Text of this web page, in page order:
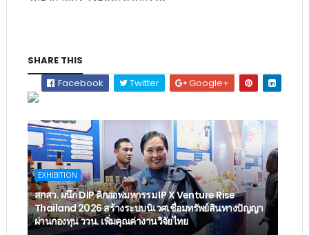
SHARE THIS
Facebook
Twitter Google+
EXHIBITION
สกสว. ผนึก DIP คิกออฟมหกรรม IP X Venture Rise
Thailand 2026 สร้างระบบนิเวศเชื่อมทรัพย์สินทางปัญญา
ผ่านกองทุน ววน. เพิ่มคุณค่างานวิจัยไทย